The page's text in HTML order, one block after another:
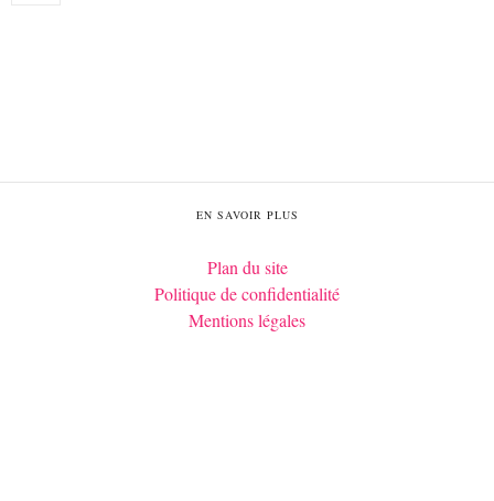
EN SAVOIR PLUS
Plan du site
Politique de confidentialité
Mentions légales